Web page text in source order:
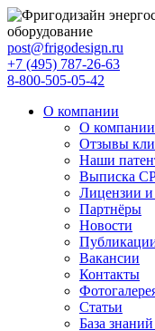
post@frigodesign.ru
+7 (495) 787-26-63
8-800-505-05-42
О компании
О компании
Отзывы
Наши
Выписка
Лицензии
Партнёры
Новости
Вакансии
Контакты
Статьи
База